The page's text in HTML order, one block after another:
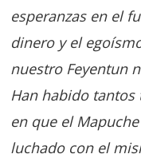
esperanzas en el
dinero y el
nuestro Feyentun
Han habido
en que el
luchado con el